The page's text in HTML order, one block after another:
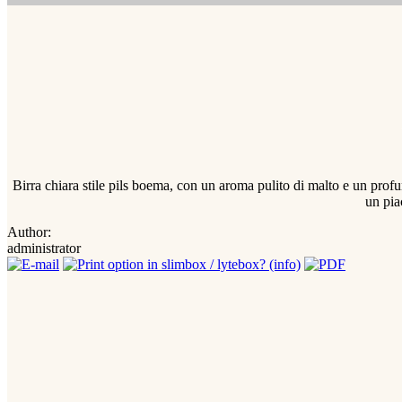
Birra chiara stile pils boema, con un aroma pulito di malto e un
un
Author:
administrator